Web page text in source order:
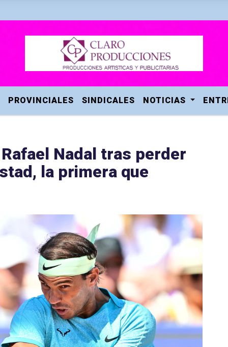
PROVINCIALES SINDICALES NOTICIAS
Nadal tras perder
la primera que